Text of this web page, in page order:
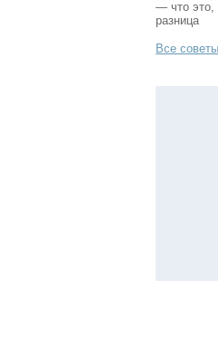
— что это,
разница
Все советы